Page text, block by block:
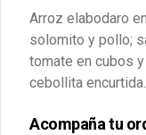
Arroz elabodaro
solomito y pollo;
tomate en cubos
cebollita encurtida.
Acompaña tu